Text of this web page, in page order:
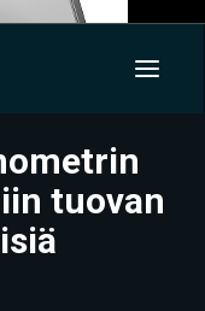
tuovan